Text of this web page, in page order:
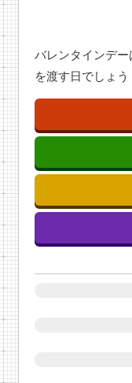
バレンタインデ
を渡す日でしょう